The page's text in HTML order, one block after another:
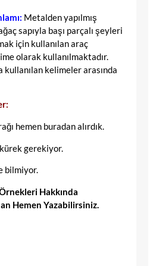
Metalden yapılmış
sapıyla başı parçalı şeyleri
için kullanılan araç
olarak kullanılmaktadır.
kullanılan kelimeler arasında
hemen buradan alırdık.
gerekiyor.
bilmiyor.
Hakkında
Hemen Yazabilirsiniz.